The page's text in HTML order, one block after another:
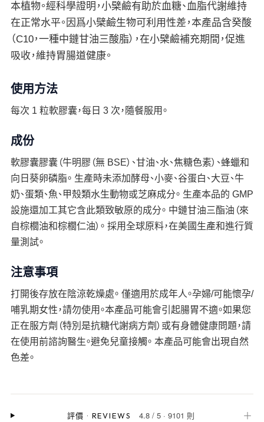
本植物。經科學證明，小檗鹼有助於血糖、血脂代謝維持
在正常水平。因爲小檗鹼生物可利用性差，本產品含癸酸
（C10，一種中鏈甘油三酸脂），在小檗鹼補充期間，促進
吸收，維持胃腸道健康。
使用方法
每次 1 粒軟膠囊，每日 3 次，隨餐服用。
成份
軟膠囊膠囊（牛明膠（無 BSE）、甘油、水、焦糖色素）、蜂蠟和
向日葵卵磷脂。 生產時未添加酵母、小麥、谷蛋白、大豆、牛
奶、蛋類、魚、甲殼類水生動物或芝麻成分。 生產本品的 GMP
設施還加工其它含此類致敏原的成分。 中鏈甘油三酯油（來
自棕櫚油和棕櫚仁油）。 採用全球原料，在美國生產和進行質
量測試。
注意事項
打開後存放在陰涼乾燥處。 僅適用於成年人。孕婦/可能懷孕/
哺乳期女性，請勿使用。本產品可能會引起腸胃不適。如果您
正在服方劑（特別是抗糖代謝病方劑）或有身體健康問題，請
在使用前諮詢醫生。避免兒童接觸。 本產品可能會出現自然
色差。
評價 · REVIEWS 4.8 /5 ·9101 則 ＋